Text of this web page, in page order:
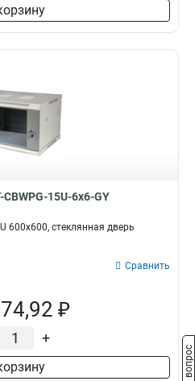
15U-6x6-GY
600x600, стеклянная дверь
Сравнить
₽
+